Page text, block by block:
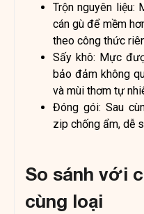
Trộn nguyên liệu:
cán gù để mềm
theo công thức
Sấy khô: Mực
bảo đảm không
và mùi thơm tự
Đóng gói: Sau
zip chống ẩm, dễ
So sánh với
cùng loại